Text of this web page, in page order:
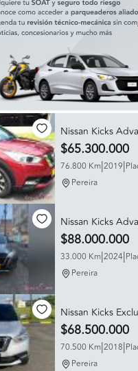
Nissan Kicks
$65.300.000
76.800 Km|2019|
Pereira
Nissan Kicks
$88.000.000
33.000 Km|2024|
Pereira
Nissan Kicks
$68.500.000
70.500 Km|2018|
Pereira